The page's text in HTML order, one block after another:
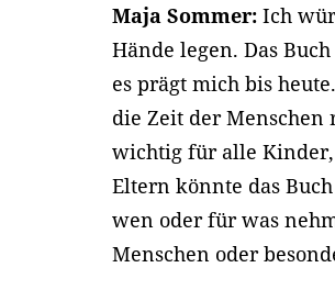
Maja Sommer:Ich
Hände legen. Das
es prägt mich bis
die Zeit der
wichtig für alle
Eltern könnte das
wen oder für was
Menschen oder